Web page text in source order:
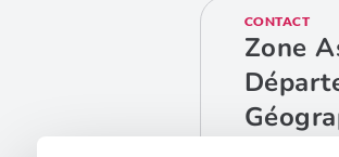
CONTACT
Zone